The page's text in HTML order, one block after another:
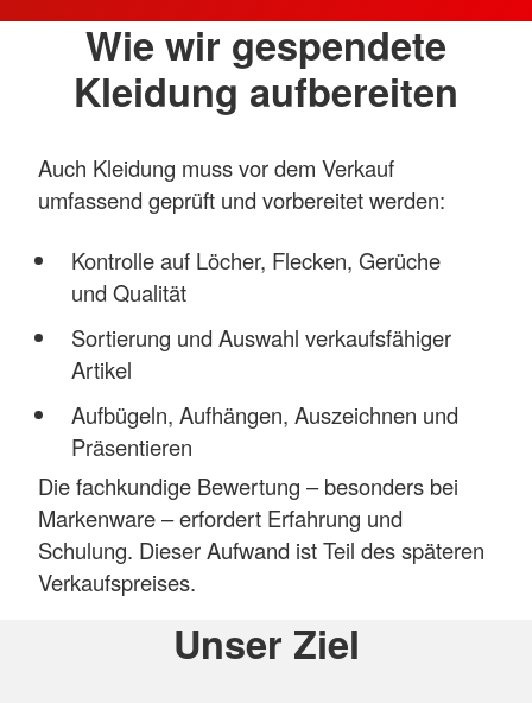
Wie wir gespendete
Kleidung aufbereiten
Auch Kleidung muss vor dem Verkauf
umfassend geprüft und vorbereitet werden:
Kontrolle auf Löcher, Flecken, Gerüche
und Qualität
Sortierung und Auswahl verkaufsfähiger
Artikel
Aufbügeln, Aufhängen, Auszeichnen und
Präsentieren
Die fachkundige Bewertung – besonders bei
Markenware – erfordert Erfahrung und
Schulung. Dieser Aufwand ist Teil des späteren
Verkaufspreises.
Unser Ziel